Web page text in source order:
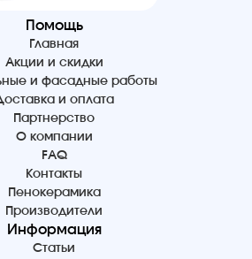
Помощь
Главная
Акции и скидки
и фасадные работы
и оплата
Партнерство
О компании
FAQ
Контакты
Пенокерамика
Производители
Информация
Статьи